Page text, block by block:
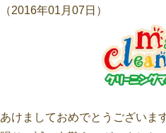
（2016年01月07日）
あけましておめでとうございま